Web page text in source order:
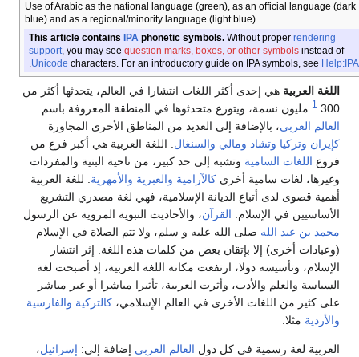
Use of Arabic as the national language (green), as an official language (dark
blue) and as a regional/minority language (light blue)
This article contains
IPA phonetic symbols. Without properrendering
support, you may seequestion marks, boxes, or other symbols instead of
Unicode characters. For an introductory guide on IPA symbols, see Help:IPA
.
اللغة العربية هي إحدى أكثر اللغات انتشارا في العالم، يتحدثها أكثر من
300
1 مليون نسمة، ويتوزع متحدثوها في المنطقة المعروفة باسم
العالم العربي، بالإضافة إلى العديد من المناطق الأخرى المجاورة
كإيران وتركيا وتشاد ومالي والسنغال. اللغة العربية هي أكبر فرع من
فروع اللغات السامية وتشبه إلى حد كبير، من ناحية البنية والمفردات
وغيرها، لغات سامية أخرى كالآرامية والعبرية والأمهرية. للغة العربية
أهمية قصوى لدى أتباع الديانة الإسلامية، فهي لغة مصدري التشريع
الأساسيين في الإسلام: القرآن، والأحاديث النبوية المروية عن الرسول
محمد بن عبد الله صلى الله عليه و سلم، ولا تتم الصلاة في الإسلام
(وعبادات أخرى) إلا بإتقان بعض من كلمات هذه اللغة. إثر انتشار
الإسلام، وتأسيسه دولا، ارتفعت مكانة اللغة العربية، إذ أصبحت لغة
السياسة والعلم والأدب، وأثرت العربية، تأثيرا مباشرا أو غير مباشر
على كثير من اللغات الأخرى في العالم الإسلامي، كالتركية والفارسية
والأردية مثلا.
العربية لغة رسمية في كل دول العالم العربي إضافة إلى: إسرائيل،